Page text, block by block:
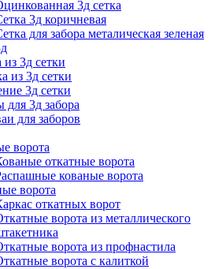
3д сетка
3д коричневая
для забора металическая зеленая
из 3д сетки
из 3д сетки
3д сетки
для 3д забора
для заборов
ворота
откатные ворота
кованые ворота
ворота
откатных ворот
ворота из металлического
ворота из профнастила
ворота с калиткой